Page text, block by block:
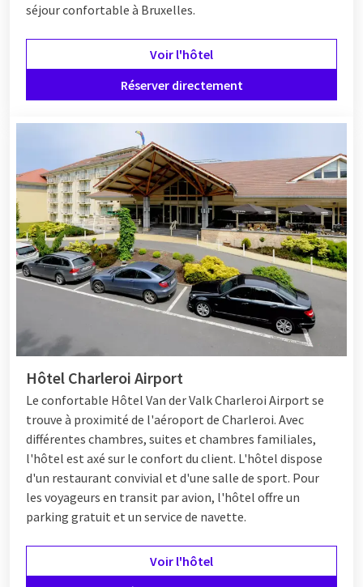
séjour confortable à Bruxelles.
Voir l'hôtel
Réserver directement
Hôtel Charleroi Airport
Le confortable Hôtel Van der Valk Charleroi Airport se
trouve à proximité de l'aéroport de Charleroi. Avec
différentes chambres, suites et chambres familiales,
l'hôtel est axé sur le confort du client. L'hôtel dispose
d'un restaurant convivial et d'une salle de sport. Pour
les voyageurs en transit par avion, l'hôtel offre un
parking gratuit et un service de navette.
Voir l'hôtel